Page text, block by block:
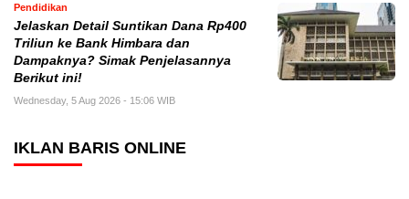
Pendidikan
Jelaskan Detail Suntikan Dana Rp400
Triliun ke Bank Himbara dan
Dampaknya? Simak Penjelasannya
Berikut ini!
Wednesday, 5 Aug 2026 - 15:06 WIB
IKLAN BARIS ONLINE